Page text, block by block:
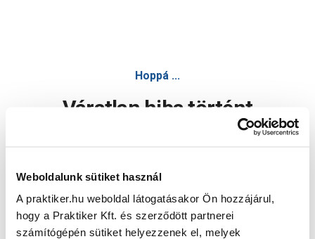
Weboldalunk sütiket használ
A praktiker.hu weboldal látogatásakor Ön hozzájárul,
hogy a Praktiker Kft. és szerződött partnerei
számítógépén sütiket helyezzenek el, melyek
Hoppá ...
Váratlan hiba történt
Oldal újratöltése